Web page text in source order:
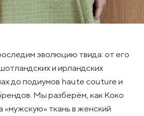
эволюцию твида: от его
и ирландских
до подиумов haute couture и
Мы разберём, как Коко
ткань в женский